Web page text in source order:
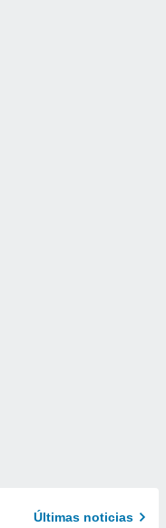
Últimas noticias